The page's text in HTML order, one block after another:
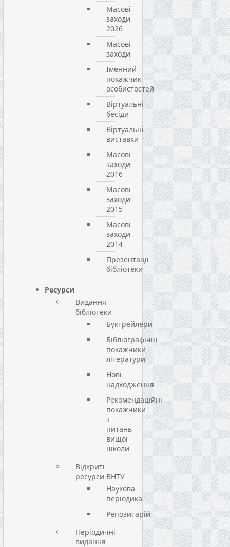
Масові
заходи
2026
Масові
заходи
Іменний
покажчик
особистостей
Віртуальні
бесіди
Віртуальні
виставки
Масові
заходи
2016
Масові
заходи
2015
Масові
заходи
2014
Презентації
бібліотеки
Ресурси
Видання
бібліотеки
Буктрейлери
Бібліографічні
покажчики
літератури
Нові
надходження
Рекомендаційні
покажчики
з
питань
вищої
школи
Відкриті
ресурси ВНТУ
Наукова
періодика
Репозитарій
Періодичні
видання